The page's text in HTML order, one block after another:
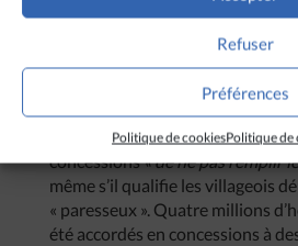
Refuser
Préférences
Politique de cookiesPolitique
foncier qui oppose les villageois
* Le 25 novembre, Mong Rethty,
le plus influent auprès du
l’ambassade des Etats-Unis
accuse plusieurs bénéficiaires
concessions« de ne pas remplir
même s’il qualifie les villageois
« paresseux ». Quatre millions
été accordés en concessions à